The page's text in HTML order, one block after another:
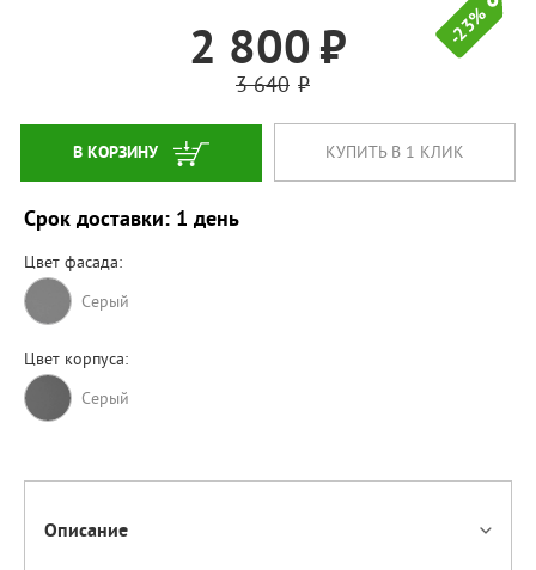
-23%
2 800
3 640
В КОРЗИНУ КУПИТЬ В 1 КЛИК
Срок доставки: 1 день
Цвет фасада:
Серый
Цвет корпуса:
Cерый
Описание